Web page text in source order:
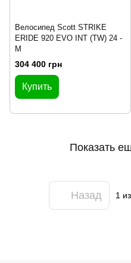
Велосипед Scott STRIKE
ERIDE 920 EVO INT (TW) 24 -
M
304 400 грн
Купить
Показать
Назад 1